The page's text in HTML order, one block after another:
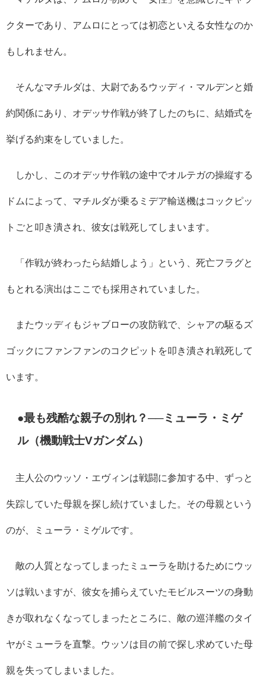
クターであり、アムロにとっては初恋といえる女性なのか
もしれません。
そんなマチルダは、大尉であるウッディ・マルデンと婚
約関係にあり、オデッサ作戦が終了したのちに、結婚式を
挙げる約束をしていました。
しかし、このオデッサ作戦の途中でオルテガの操縦する
ドムによって、マチルダが乗るミデア輸送機はコックピッ
トごと叩き潰され、彼女は戦死してしまいます。
「作戦が終わったら結婚しよう」という、死亡フラグと
もとれる演出はここでも採用されていました。
またウッディもジャブローの攻防戦で、シャアの駆るズ
ゴックにファンファンのコクピットを叩き潰され戦死して
います。
●最も残酷な親子の別れ？──ミューラ・ミゲ
ル（機動戦士Vガンダム）
主人公のウッソ・エヴィンは戦闘に参加する中、ずっと
失踪していた母親を探し続けていました。その母親という
のが、ミューラ・ミゲルです。
敵の人質となってしまったミューラを助けるためにウッ
ソは戦いますが、彼女を捕らえていたモビルスーツの身動
きが取れなくなってしまったところに、敵の巡洋艦のタイ
ヤがミューラを直撃。ウッソは目の前で探し求めていた母
親を失ってしまいました。